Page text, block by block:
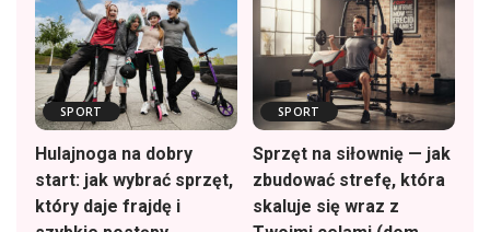
SPORT
Hulajnoga na dobry
start: jak wybrać sprzęt,
który daje frajdę i
SPORT
Sprzęt na siłownię — jak
zbudować strefę, która
skaluje się wraz z